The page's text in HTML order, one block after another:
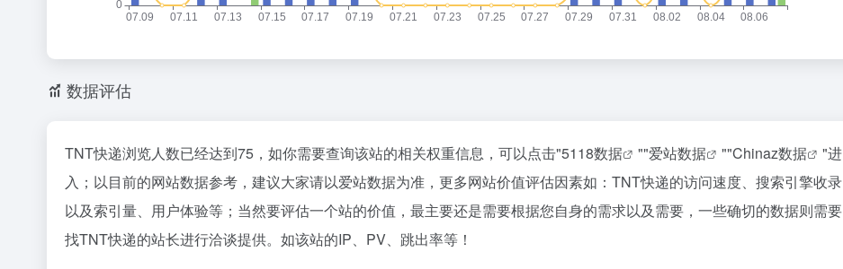
数据评估
TNT快递浏览人数已经达到75，如你需要查询该站的相关权重信息，可以点击"5118数据 ""爱站数据 ""Chinaz数据
"进
入；以目前的网站数据参考，建议大家请以爱站数据为准，更多网站价值评估因素如：TNT快递的访问速度、搜索引擎收录
以及索引量、用户体验等；当然要评估一个站的价值，最主要还是需要根据您自身的需求以及需要，一些确切的数据则需要
找TNT快递的站长进行洽谈提供。如该站的IP、PV、跳出率等！